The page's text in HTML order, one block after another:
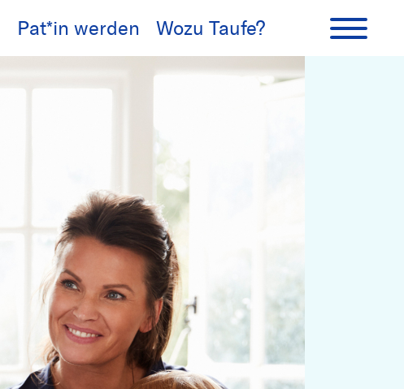
Pat*in werden Wozu Taufe?